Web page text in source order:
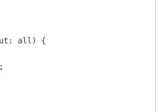
all ) {